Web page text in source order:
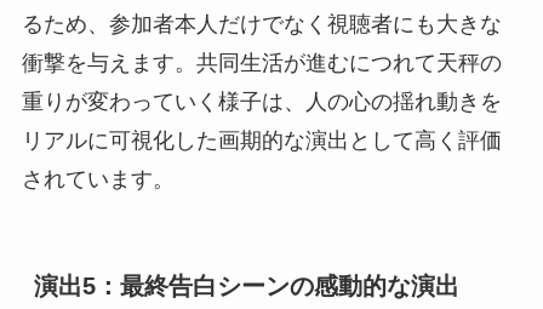
るため、参加者本人だけでなく視聴者にも大きな
衝撃を与えます。共同生活が進むにつれて天秤の
重りが変わっていく様子は、人の心の揺れ動きを
リアルに可視化した画期的な演出として高く評価
されています。
演出5：最終告白シーンの感動的な演出